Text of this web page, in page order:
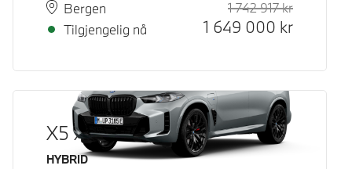
PlassBergen
Leveringstid
Tilgjengelig nå
1 742 917kr
1 649 000 kr
X5 xDrive50e
Drivstoff
HYBRID